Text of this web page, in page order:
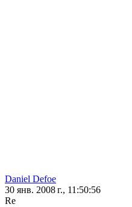
Daniel Defoe
30 янв. 2008 г., 11:50:56
Re